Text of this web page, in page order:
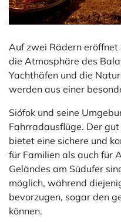
Auf zwei Rädern eröffnet
die Atmosphäre des
Yachthäfen und die
werden aus einer
Siófok und seine
Fahrradausflüge. Der
bietet eine sichere und
für Familien als auch für
Geländes am Südufer
möglich, während
bevorzugen, sogar den
können.